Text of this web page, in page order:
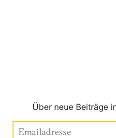
Über neue Beiträge
Emailadresse